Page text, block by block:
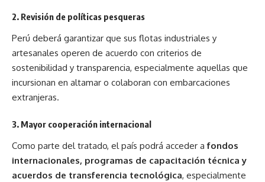
2. Revisión de políticas pesqueras
Perú deberá garantizar que sus flotas industriales y
artesanales operen de acuerdo con criterios de
sostenibilidad y transparencia, especialmente aquellas que
incursionan en altamar o colaboran con embarcaciones
extranjeras.
3. Mayor cooperación internacional
Como parte del tratado, el país podrá acceder afondos
internacionales, programas de capacitación técnica y
acuerdos de transferencia tecnológica, especialmente